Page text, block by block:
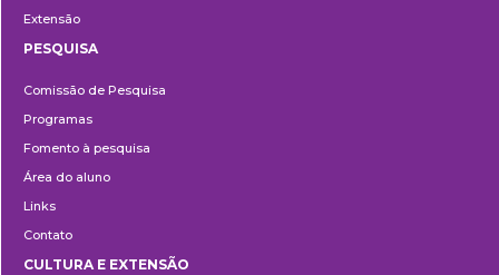
Extensão
PESQUISA
Comissão de Pesquisa
Programas
Fomento à pesquisa
Área do aluno
Links
Contato
CULTURA E EXTENSÃO